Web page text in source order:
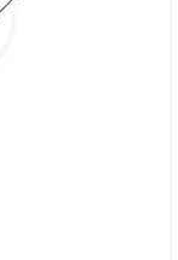
55 фунтов